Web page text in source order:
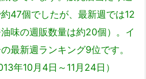
47個でしたが、最新週では12
味の週販数量は約20個）。イ
最新週ランキング9位です。
年10月4日～11月24日）